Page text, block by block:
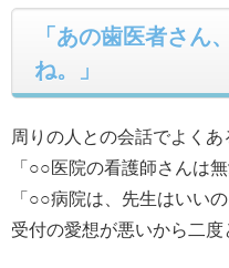
「あの歯医者さん
ね。」
周りの人との会話でよくあ
「○○医院の看護師さんは無
「○○病院は、先生はいい
受付の愛想が悪いから二度